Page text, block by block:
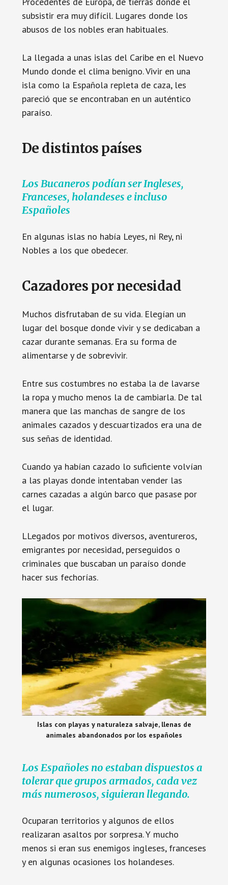
subsistir era muy difícil. Lugares donde los
abusos de los nobles eran habituales.
La llegada a unas islas del Caribe en el Nuevo
Mundo donde el clima benigno. Vivir en una
isla como la Española repleta de caza, les
pareció que se encontraban en un auténtico
paraíso.
De distintos países
Los Bucaneros podían ser Ingleses,
Franceses, holandeses e incluso
Españoles
En algunas islas no había Leyes, ni Rey, ni
Nobles a los que obedecer.
Cazadores por necesidad
Muchos disfrutaban de su vida. Elegían un
lugar del bosque donde vivir y se dedicaban a
cazar durante semanas. Era su forma de
alimentarse y de sobrevivir.
Entre sus costumbres no estaba la de lavarse
la ropa y mucho menos la de cambiarla. De tal
manera que las manchas de sangre de los
animales cazados y descuartizados era una de
sus señas de identidad.
Cuando ya habían cazado lo suficiente volvían
a las playas donde intentaban vender las
carnes cazadas a algún barco que pasase por
el lugar.
LLegados por motivos diversos, aventureros,
emigrantes por necesidad, perseguidos o
criminales que buscaban un paraíso donde
hacer sus fechorías.
Islas con playas y naturaleza salvaje, llenas de
animales abandonados por los españoles
Los Españoles no estaban dispuestos a
tolerar que grupos armados, cada vez
más numerosos, siguieran llegando.
Ocuparan territorios y algunos de ellos
realizaran asaltos por sorpresa. Y mucho
menos si eran sus enemigos ingleses, franceses
y en algunas ocasiones los holandeses.